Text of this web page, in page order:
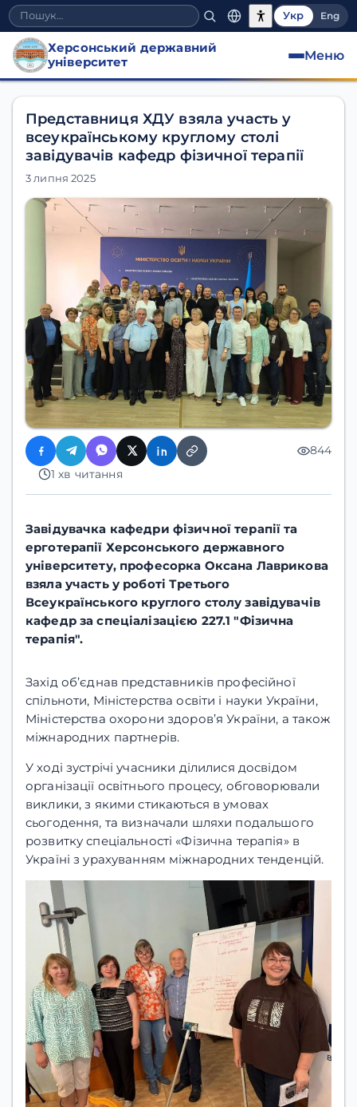
Укр Eng
Херсонський державний
університет
Меню
Представниця ХДУ взяла участь у
всеукраїнському круглому столі
завідувачів кафедр фізичної терапії
3 липня 2025
844
1 хв читання
Завідувачка кафедри фізичної терапії та
ерготерапії Херсонського державного
університету, професорка Оксана Лаврикова
взяла участь у роботі Третього
Всеукраїнського круглого столу завідувачів
кафедр за спеціалізацією 227.1 "Фізична
терапія".
Захід об’єднав представників професійної
спільноти, Міністерства освіти і науки України,
Міністерства охорони здоров’я України, а також
міжнародних партнерів.
У ході зустрічі учасники ділилися досвідом
організації освітнього процесу, обговорювали
виклики, з якими стикаються в умовах
сьогодення, та визначали шляхи подальшого
розвитку спеціальності «Фізична терапія» в
Україні з урахуванням міжнародних тенденцій.